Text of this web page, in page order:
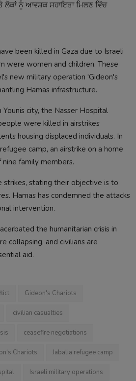
ਲੋਕਾਂ ਨੂੰ ਆਵਸ਼ਕ ਸਹਾਇਤਾ ਮਿਲਣ ਵਿੱਚ
been killed in Gaza due to Israeli
were women and children. These
new military operation 'Gideon's
Hamas infrastructure.
Younis city, the Nasser Hospital
were killed in airstrikes
housing displaced individuals. In
camp, an airstrike on a home
family members.
strikes, stating their objective is to
Hamas has condemned the attacks
intervention.
the humanitarian crisis in
collapsing, and civilians are
aid.
Gideon's Chariots
civilian casualties
ceasefire negotiations
Chariots Jabalia refugee camp
Israeli military operations